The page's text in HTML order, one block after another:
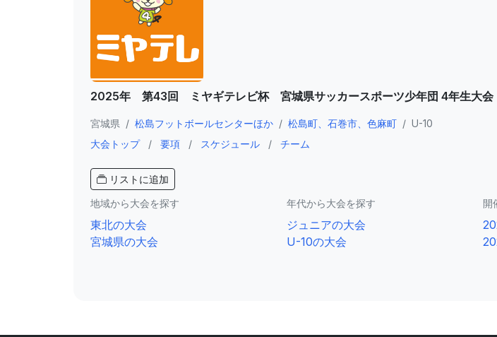
2025年 第43回 ミヤギテレビ杯 宮城県サッカースポーツ少年団 4年生大会
宮城県 / 松島フットボールセンターほか / 松島町、石巻市、色麻町 / U-10
大会トップ
/ 要項 / スケジュール / チーム
リストに追加
地域から大会を探す
東北の大会
宮城県の大会
年代から大会を探す
ジュニアの大会
U-10の大会
開